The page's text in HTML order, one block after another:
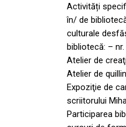
Activități
în/ de
culturale
bibliotecă: –
Atelier de
Atelier de
Expoziţie de
scriitorului
Participarea